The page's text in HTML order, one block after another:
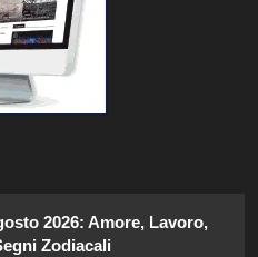
2026: Amore, Lavoro,
Zodiacali